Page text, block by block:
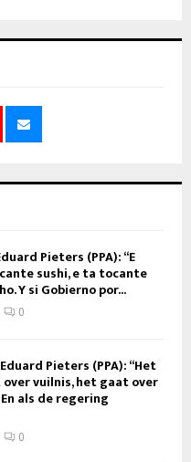
Pieters (PPA): “E
sushi, e ta tocante
Y si Gobierno por...
0
Pieters (PPA): “Het
vuilnis, het gaat over
als de regering
0